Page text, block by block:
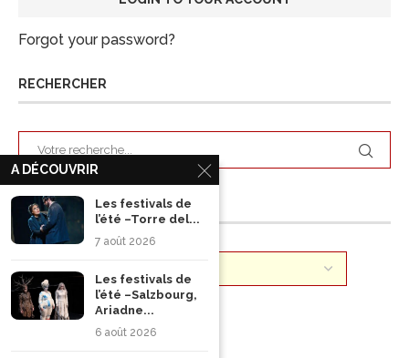
Forgot your password?
RECHERCHER
ARCHIVES
A DÉCOUVRIR
Les festivals de
l’été –Torre del...
7 août 2026
Les festivals de
l’été –Salzbourg,
Ariadne...
6 août 2026